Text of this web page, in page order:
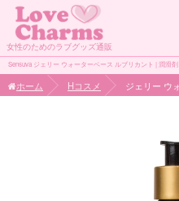
女性のためのラブグッズ通販
Sensuva ジェリー ウォーターベース ルブリカント | 潤滑剤
ホーム Hコスメ